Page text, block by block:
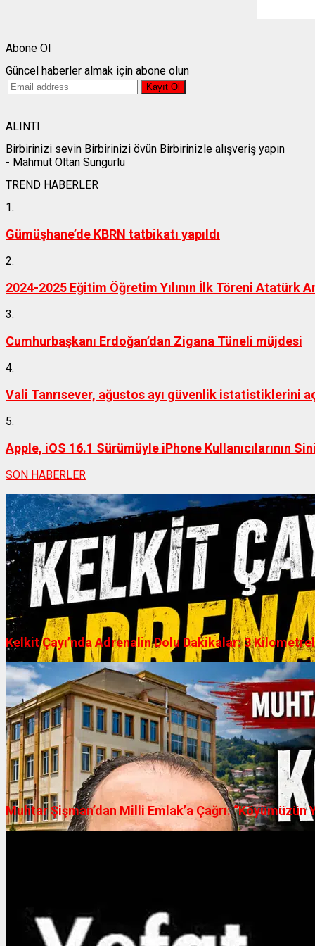
Abone Ol
Güncel haberler almak için abone olun
ALINTI
Birbirinizi sevin Birbirinizi övün Birbirinizle alışveriş yapın
- Mahmut Oltan Sungurlu
TREND HABERLER
1.
Gümüşhane’de KBRN tatbikatı yapıldı
2.
2024-2025 Eğitim Öğretim Yılının İlk Töreni Atatürk
3.
Cumhurbaşkanı Erdoğan’dan Zigana Tüneli müjdesi
4.
Vali Tanrısever, ağustos ayı güvenlik istatistiklerini
5.
Apple, iOS 16.1 Sürümüyle iPhone Kullanıcılarının
SON HABERLER
Kelkit Çayı’nda Adrenalin Dolu Dakikalar: 3
Muhtar Şişman’dan Milli Emlak’a Çağrı: “Köyümüzün